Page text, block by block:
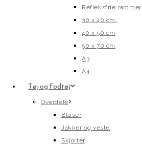
Refleksfrie rammer
30 x 40 cm.
40 x 50 cm
50 x 70 cm
A3
A4
Tøj og Fodtøj
Overdele
Bluser
Jakker og veste
Skjorter